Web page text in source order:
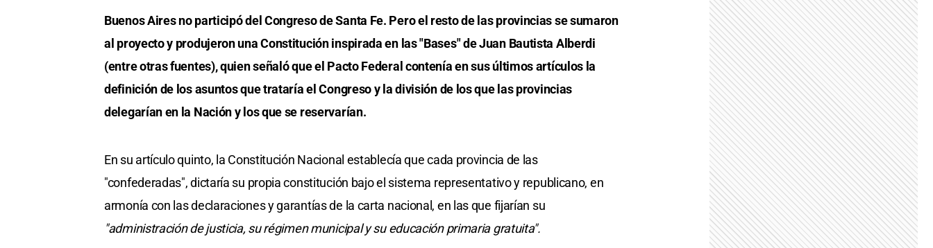
Buenos Aires no participó del Congreso de Santa Fe. Pero el resto de las provincias se sumaron
al proyecto y produjeron una Constitución inspirada en las "Bases" de Juan Bautista Alberdi
(entre otras fuentes), quien señaló que el Pacto Federal contenía en sus últimos artículos la
definición de los asuntos que trataría el Congreso y la división de los que las provincias
delegarían en la Nación y los que se reservarían.
En su artículo quinto, la Constitución Nacional establecía que cada provincia de las
"confederadas", dictaría su propia constitución bajo el sistema representativo y republicano, en
armonía con las declaraciones y garantías de la carta nacional, en las que fijarían su
"administración de justicia, su régimen municipal y su educación primaria gratuita".